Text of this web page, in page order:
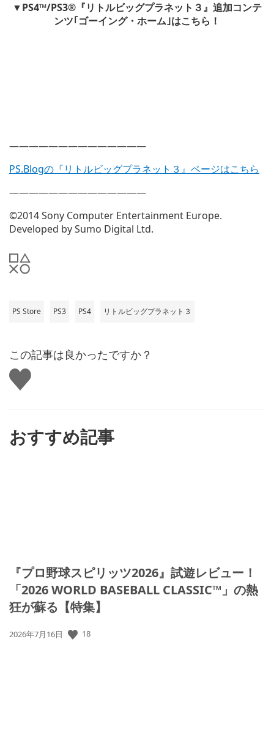
▼PS4™/PS3® 『リトルビッグプラネット３』追加コンテ
ンツ｢ゴーイング・ホーム｣はこちら！
——————————————
PS.Blogの『リトルビッグプラネット３』ページはこちら
——————————————
©2014 Sony Computer Entertainment Europe.
Developed by Sumo Digital Ltd.
PS Store PS3 PS4 リトルビッグプラネット３
この記事は良かったですか？
い
い
おすすめ記事
『プロ野球スピリッツ2026』試遊レビュー！
「2026 WORLD BASEBALL CLASSIC™」の熱
狂が蘇る【特集】
公
2026年7月16日 18